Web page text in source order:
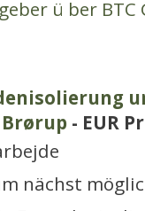
ü ber BTC
- EUR
nächst